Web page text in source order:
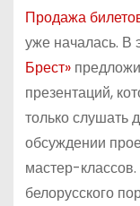
Продажа
уже началась. В
Брест»
презентаций,
только слушать
обсуждении
мастер-
белорусского